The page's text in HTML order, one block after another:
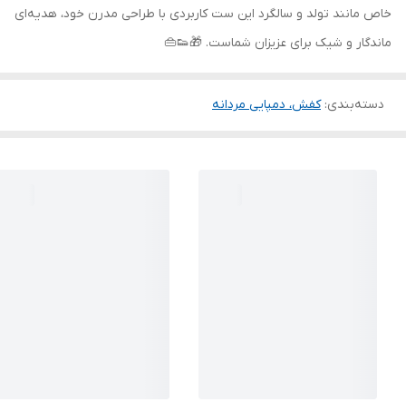
خاص مانند تولد و سالگرد این ست کاربردی با طراحی مدرن خود، هدیه‌ای
ماندگار و شیک برای عزیزان شماست. 🎁👟👜
دسته‌بندی:کفش، دمپایی مردانه